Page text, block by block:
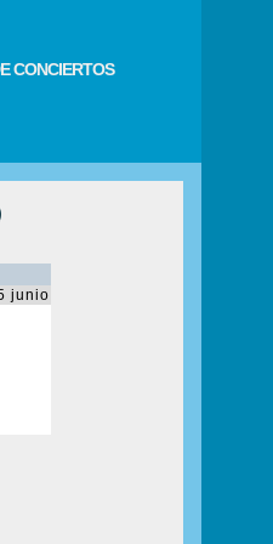
CONCIERTOS
junio